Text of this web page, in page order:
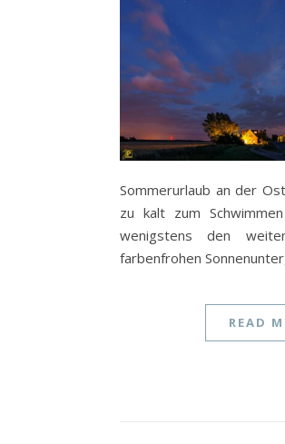
Sommerurlaub an der
zu kalt zum
wenigstens den
farbenfrohen
READ